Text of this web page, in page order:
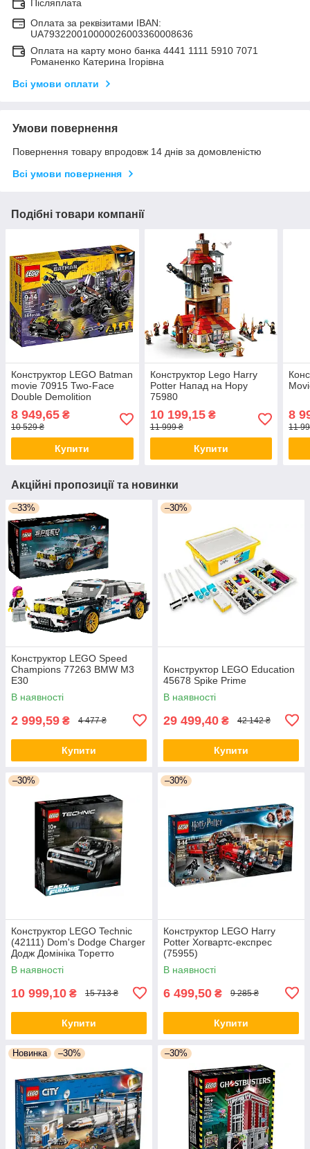
Післяплата
Оплата за реквізитами IBAN:
UA793220010000026003360008636
Оплата на карту моно банка 4441 1111 5910 7071
Романенко Катерина Ігорівна
Всі умови оплати
Умови повернення
Повернення товару впродовж 14 днів за домовленістю
Всі умови повернення
Подібні товари компанії
Конструктор LEGO Batman
movie 70915 Two-Face
Double Demolition
Дволикого
8 949,65 ₴
10 529 ₴
Купити
Конструктор Lego Harry
Potter Напад на Нору
75980
10 199,15₴
11 999 ₴
Купити
8
11
Акційні пропозиції та новинки
–33%
Конструктор LEGO Speed
Champions 77263 BMW M3
E30
В наявності
2 999,59 ₴ 4 477 ₴
Купити
–30%
Конструктор LEGO Education
45678 Spike Prime
В наявності
29 499,40 ₴ 42 142 ₴
Купити
–30%
Конструктор LEGO Technic
(42111) Dom's Dodge Charger
Додж Домініка Торетто
В наявності
10 999,10 ₴ 15 713 ₴
Купити
–30%
Конструктор LEGO Harry
Potter Хогвартс-експрес
(75955)
В наявності
6 499,50 ₴ 9 285 ₴
Купити
Новинка –30% –30%